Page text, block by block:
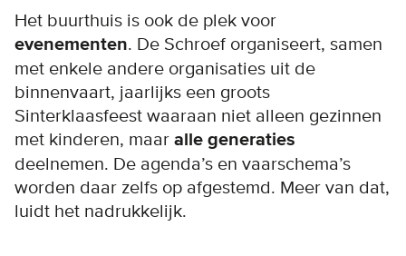
Het buurthuis is ook de plek voor
evenementen. De Schroef organiseert, samen
met enkele andere organisaties uit de
binnenvaart, jaarlijks een groots
Sinterklaasfeest waaraan niet alleen gezinnen
met kinderen, maar alle generaties
deelnemen. De agenda’s en vaarschema’s
worden daar zelfs op afgestemd. Meer van dat,
luidt het nadrukkelijk.